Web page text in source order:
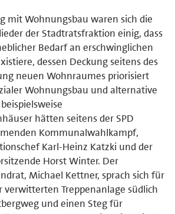
mit Wohnungsbau waren sich die
der Stadtratsfraktion einig, dass
Bedarf an erschwinglichen
dessen Deckung seitens des
neuen Wohnraumes priorisiert
Wohnungsbau und alternative
hätten seitens der SPD
Kommunalwahlkampf,
Karl-Heinz Katzki und der
Horst Winter. Der
Michael Kettner, sprach sich für
verwitterten Treppenanlage südlich
und einen Steg für